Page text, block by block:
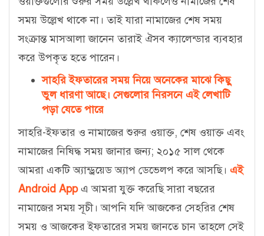
সময় উল্লেখ থাকে না। তাই যারা নামাজের শেষ সময়
সংক্রান্ত মাসআলা জানেন তারাই ঐসব ক্যালেন্ডার ব্যবহার
করে উপকৃত হতে পারেন।
সাহরি ইফতারের সময় নিয়ে অনেকের মাঝে কিছু
ভুল ধারণা আছে। সেগুলোর নিরসনে এই লেখাটি
পড়া যেতে পারে
সাহরি-ইফতার ও নামাজের শুরুর ওয়াক্ত, শেষ ওয়াক্ত এবং
নামাজের নিষিদ্ধ সময় জানার জন্য; ২০১৫ সাল থেকে
আমরা একটি অ্যান্ড্রয়েড অ্যাপ ডেভেলপ করে আসছি। এই
Android Appএ আমরা যুক্ত করেছি সারা বছরের
নামাজের সময় সূচী। আপনি যদি আজকের সেহরির শেষ
সময় ও আজকের ইফতারের সময় জানতে চান তাহলে সেই